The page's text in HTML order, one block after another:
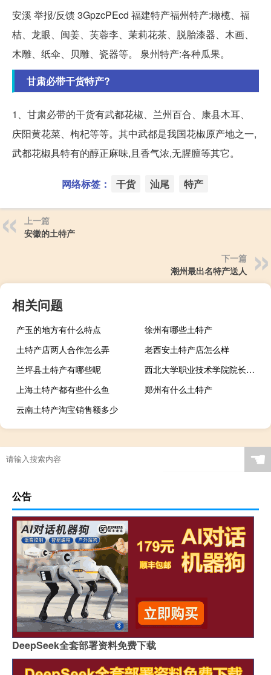
安溪 举报/反馈 3GpzcPEcd 福建特产福州特产:橄榄、福
桔、龙眼、闽姜、芙蓉李、茉莉花茶、脱胎漆器、木画、
木雕、纸伞、贝雕、瓷器等。 泉州特产:各种瓜果。
甘肃必带干货特产?
1、甘肃必带的干货有武都花椒、兰州百合、康县木耳、
庆阳黄花菜、枸杞等等。其中武都是我国花椒原产地之一,
武都花椒具特有的醇正麻味,且香气浓,无腥膻等其它。
网络标签： 干货 汕尾 特产
上一篇
安徽的土特产
下一篇
潮州最出名特产送人
相关问题
产玉的地方有什么特点
徐州有哪些土特产
土特产店两人合作怎么弄
老西安土特产店怎么样
兰坪县土特产有哪些呢
西北大学职业技术学院院长（西北大学职业技术学院）
上海土特产都有些什么鱼
郑州有什么土特产
云南土特产淘宝销售额多少
☚
公告
DeepSeek全套部署资料免费下载